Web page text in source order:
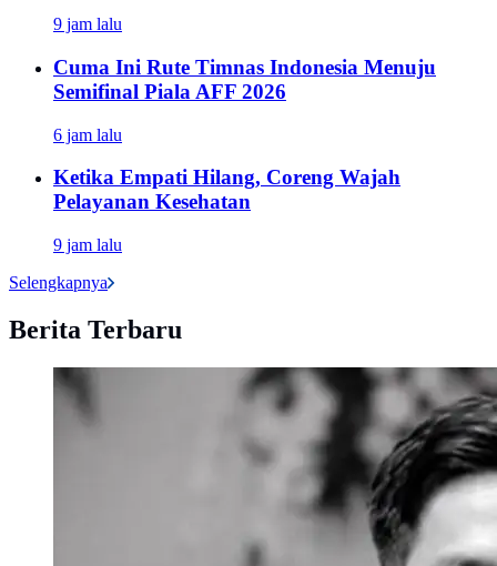
9 jam lalu
Cuma Ini Rute Timnas Indonesia Menuju
Semifinal Piala AFF 2026
6 jam lalu
Ketika Empati Hilang, Coreng Wajah
Pelayanan Kesehatan
9 jam lalu
Selengkapnya
Berita Terbaru